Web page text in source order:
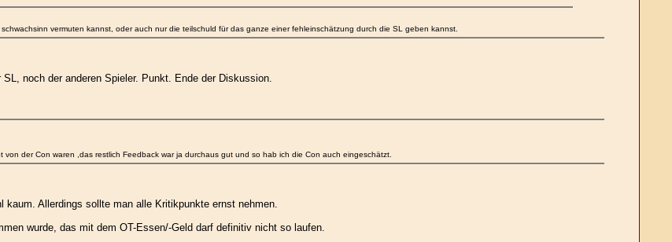
vermuten kannst, oder auch nur die teilschuld für das ganze einer fehleinschätzung durch die SL geben kannst.
noch der anderen Spieler. Punkt. Ende der Diskussion.
der Con waren ,das restlich Feedback war ja durchaus gut und so hab ich die Con auch eingeschätzt.
Allerdings sollte man alle Kritikpunkte ernst nehmen.
wurde, das mit dem OT-Essen/-Geld darf definitiv nicht so laufen.